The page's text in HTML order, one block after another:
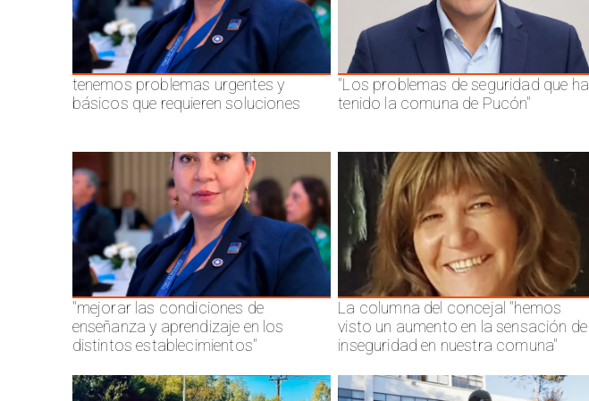
tenemos problemas urgentes y
básicos que requieren soluciones
"Los problemas de seguridad que ha
tenido la comuna de Pucón"
"mejorar las condiciones de
enseñanza y aprendizaje en los
distintos establecimientos"
La columna del concejal "hemos
visto un aumento en la sensación de
inseguridad en nuestra comuna"